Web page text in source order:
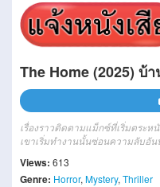
The Home (2025) บ้
เรื่องราวติดตามแม็กซ์ที่เริ่มตระ
เขาเริ่มทำงานนั้นซ่อนความลับอัน
Views: 613
Genre: Horror, Mystery, Thriller